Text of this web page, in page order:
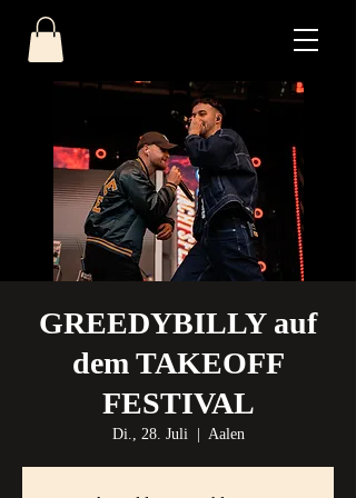
GREEDYBILLY auf
dem TAKEOFF
FESTIVAL
Di., 28. Juli
  |
Aalen